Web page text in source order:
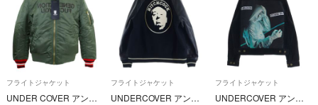
フライトジャケット
UNDER COVER アンダーカバー x シュプリーム 新品未使用 SPR4201 リバーシブル MA-1 ブルゾン ジャケット S
フライトジャケット
UNDERCOVER アンダーカバー 22AW HITCHCOCK FACE ヒッチコックフェイス スタジアムジャケット ブラック UC2B4203
フライトジャケット
UNDERCOVER アンダーカバー 25AW Delusional Behavior 背面グラフィック コーデュロイジャケット ブラック